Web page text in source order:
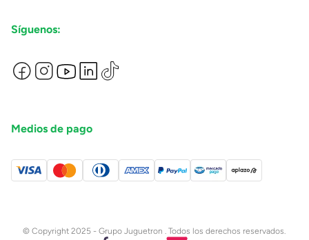
Preguntas Frecuentes
Términos y Condiciones
Devoluciones de Compras en Línea
Síguenos:
Medios de pago
© Copyright 2025 - Grupo Juguetron . Todos los derechos reservados.